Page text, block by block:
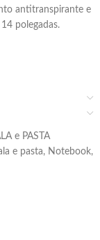
antitranspirante e
polegadas.
e PASTA
e pasta, Notebook,